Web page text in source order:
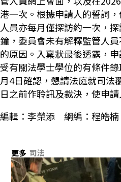
港一次。根據申請人的誓詞
人員亦每月僅探訪約一次，
鐘，委員會未有解釋監管人
的原因。入稟狀最後透露，
受有關法學士學位的有條件
月4日確認，懇請法庭就司法
日之前作聆訊及裁決，使申
編輯：李榮添 網編：程皓楠
更多 司法